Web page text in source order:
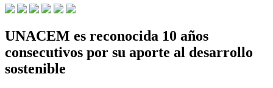
UNACEM es reconocida 10 años
consecutivos por su aporte al desarrollo
sostenible